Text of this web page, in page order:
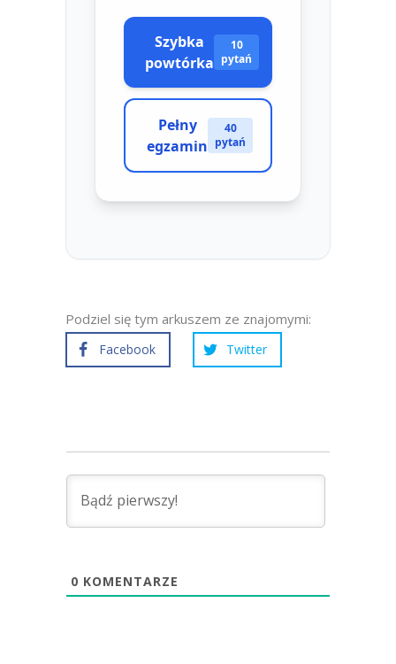
Podziel się tym arkuszem ze znajomymi:
Facebook Twitter
0 KOMENTARZE